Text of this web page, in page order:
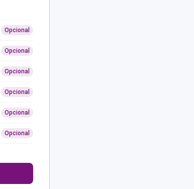
Opcional
Opcional
Opcional
Opcional
Opcional
Opcional